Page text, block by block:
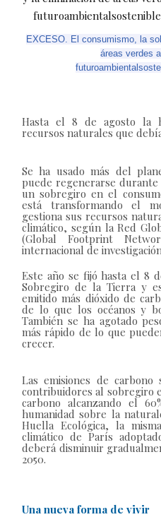
EXCESO. El consumismo, la
áreas verdes
Hasta el 8 de agosto la
recursos naturales que
Se ha usado más del
puede regenerarse durante
un sobregiro en el
está transformando el
gestiona sus recursos
climático, según la Red
(Global Footprint
internacional de
Este año se fijó hasta el 8
Sobregiro de la Tierra y
emitido más dióxido de
de lo que los océanos y
También se ha agotado
más rápido de lo que
crecer.
Las emisiones de
contribuidores al sobregiro
carbono alcanzando el
humanidad sobre la
Huella Ecológica, la
climático de París
deberá disminuir
2050.
Una nueva forma de vivir